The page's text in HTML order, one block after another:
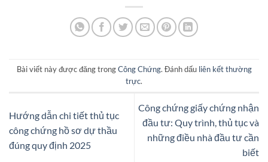
Bài viết này được đăng trongCông Chứng. Đánh dấu liên kết thường
trực.
Hướng dẫn chi tiết thủ tục
công chứng hồ sơ dự thầu
đúng quy định 2025
Công chứng giấy chứng nhận
đầu tư: Quy trình, thủ tục và
những điều nhà đầu tư cần
biết